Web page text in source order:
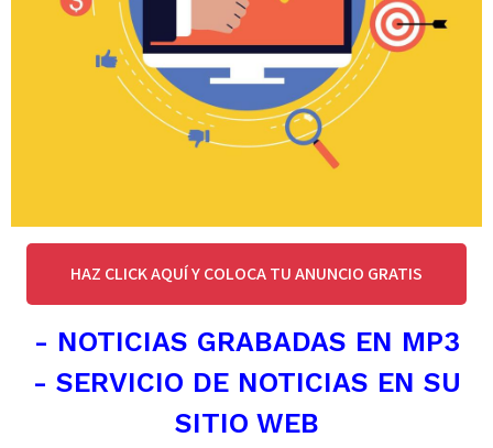
HAZ CLICK AQUÍ Y COLOCA TU ANUNCIO GRATIS
- NOTICIAS GRABADAS EN MP3
- SERVICIO DE NOTICIAS EN SU
SITIO WEB